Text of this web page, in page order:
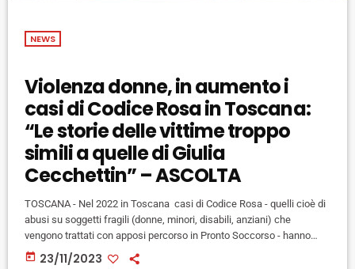
NEWS
Violenza donne, in aumento i
casi di Codice Rosa in Toscana:
“Le storie delle vittime troppo
simili a quelle di Giulia
Cecchettin” – ASCOLTA
TOSCANA - Nel 2022 in Toscana casi di Codice Rosa - quelli cioè di
abusi su soggetti fragili (donne, minori, disabili, anziani) che
vengono trattati con apposi percorso in Pronto Soccorso - hanno
superato quota 3.000 (di cui 2.100 donne), confermando il ritorno
today 23/11/2023